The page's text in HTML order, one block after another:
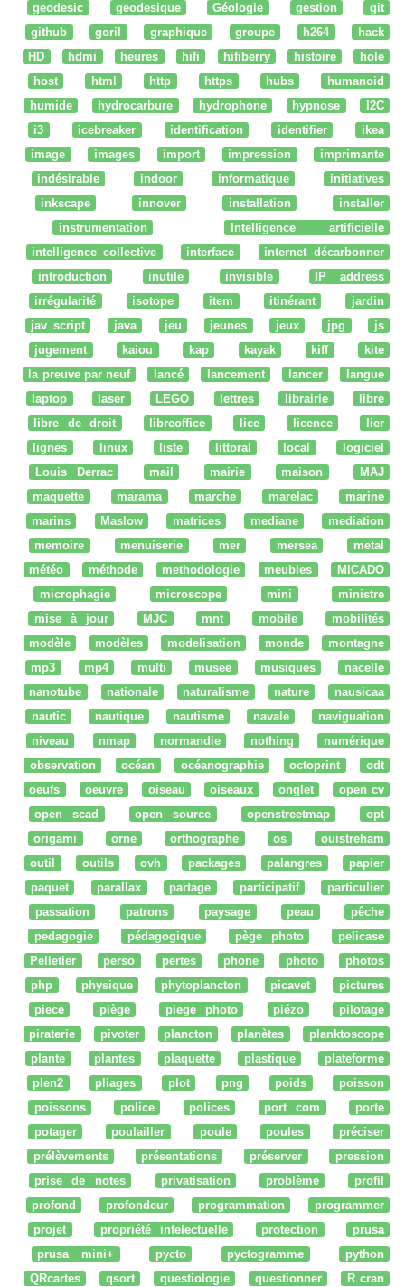
geodesic geodesique Géologie gestion
git
github
goril graphique groupe h264
hack
HD
hdmi heures hifi hifiberry histoire
hole
host
html http https hubs
humanoid
humide
hydrocarbure hydrophone hypnose
I2C
i3
icebreaker identification identifier
ikea
image
images import impression
imprimante
indésirable
indoor informatique
initiatives
inkscape
innover installation
installer
instrumentation
Intelligence artificielle
intelligence collective
interface
internet décarbonner
introduction
inutile invisible
IP address
irrégularité
isotope item itinérant
jardin
jav script
java jeu jeunes jeux jpg
js
jugement
kaiou kap kayak kiff
kite
la preuve par neuf
lancé lancement lancer
langue
laptop
laser LEGO lettres librairie
libre
libre de droit
libreoffice lice licence
lier
lignes
linux liste littoral local
logiciel
Louis Derrac
mail mairie maison
MAJ
maquette
marama marche marelac
marine
marins
Maslow matrices mediane
mediation
memoire
menuiserie mer mersea
metal
météo
méthode methodologie meubles
MICADO
microphagie
microscope mini
ministre
mise à jour
MJC mnt mobile
mobilités
modèle
modèles modelisation monde
montagne
mp3
mp4 multi musee musiques
nacelle
nanotube
nationale naturalisme nature
nausicaa
nautic
nautique nautisme navale
naviguation
niveau
nmap normandie nothing
numérique
observation
océan océanographie octoprint
odt
oeufs
oeuvre oiseau oiseaux onglet
open cv
open scad
open source openstreetmap
opt
origami
orne orthographe os
ouistreham
outil
outils ovh packages palangres
papier
paquet
parallax partage participatif
particulier
passation
patrons paysage peau
pêche
pedagogie
pédagogique pège photo
pelicase
Pelletier
perso pertes phone photo
photos
php
physique phytoplancton picavet
pictures
piece
piège piege photo piézo
pilotage
piraterie
pivoter plancton planètes
planktoscope
plante
plantes plaquette plastique
plateforme
plen2
pliages plot png poids
poisson
poissons
police polices port com
porte
potager
poulailler poule poules
préciser
prélèvements
présentations préserver
pression
prise de notes
privatisation problème
profil
profond
profondeur programmation
programmer
projet
propriété intelectuelle protection
prusa
prusa mini+
pycto pyctogramme
python
QRcartes
qsort questiologie questionner
R cran